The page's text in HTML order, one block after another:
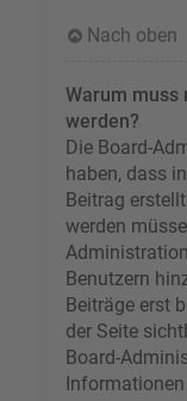
Nach oben
Warum muss
werden?
Die Board-
haben, dass
Beitrag
werden
Benutzern
Beiträge erst
der Seite
Board-